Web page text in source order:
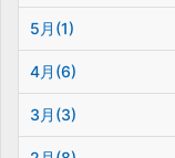
5月(1)
4月(6)
3月(3)